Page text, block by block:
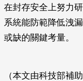
在封存安全上努力
系統能防範降低洩
或缺的關鍵考量。
（本文由科技部補